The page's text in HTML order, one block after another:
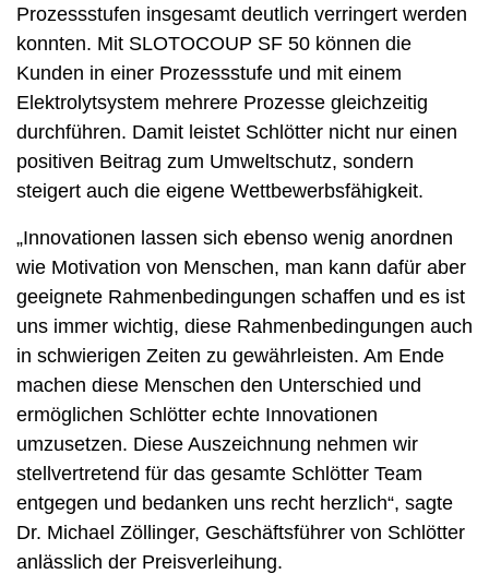
Prozessstufen insgesamt deutlich verringert werden
konnten. Mit SLOTOCOUP SF 50 können die
Kunden in einer Prozessstufe und mit einem
Elektrolytsystem mehrere Prozesse gleichzeitig
durchführen. Damit leistet Schlötter nicht nur einen
positiven Beitrag zum Umweltschutz, sondern
steigert auch die eigene Wettbewerbsfähigkeit.
„Innovationen lassen sich ebenso wenig anordnen
wie Motivation von Menschen, man kann dafür aber
geeignete Rahmenbedingungen schaffen und es ist
uns immer wichtig, diese Rahmenbedingungen auch
in schwierigen Zeiten zu gewährleisten. Am Ende
machen diese Menschen den Unterschied und
ermöglichen Schlötter echte Innovationen
umzusetzen. Diese Auszeichnung nehmen wir
stellvertretend für das gesamte Schlötter Team
entgegen und bedanken uns recht herzlich“, sagte
Dr. Michael Zöllinger, Geschäftsführer von Schlötter
anlässlich der Preisverleihung.